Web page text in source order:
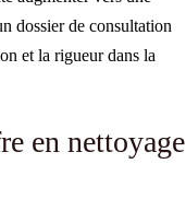
dossier de consultation
et la rigueur dans la
en nettoyage